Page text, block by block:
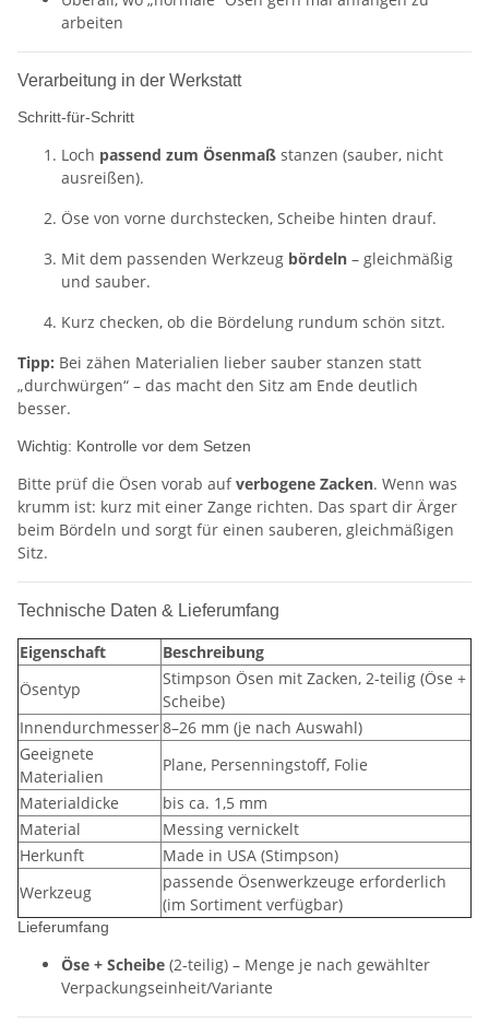
arbeiten
Verarbeitung in der Werkstatt
Schritt-für-Schritt
Loch passend zum Ösenmaß stanzen (sauber, nicht
ausreißen).
Öse von vorne durchstecken, Scheibe hinten drauf.
Mit dem passenden Werkzeug bördeln – gleichmäßig
und sauber.
Kurz checken, ob die Bördelung rundum schön sitzt.
Tipp: Bei zähen Materialien lieber sauber stanzen statt
„durchwürgen“ – das macht den Sitz am Ende deutlich
besser.
Wichtig: Kontrolle vor dem Setzen
Bitte prüf die Ösen vorab aufverbogene Zacken. Wenn was
krumm ist: kurz mit einer Zange richten. Das spart dir Ärger
beim Bördeln und sorgt für einen sauberen, gleichmäßigen
Sitz.
Technische Daten & Lieferumfang
Eigenschaft
Beschreibung
Ösentyp
Stimpson Ösen mit Zacken, 2-teilig (Öse +
Scheibe)
Innendurchmesser8–26 mm (je nach Auswahl)
Geeignete
Materialien
Plane, Persenningstoff, Folie
Materialdicke
bis ca. 1,5 mm
Material
Messing vernickelt
Herkunft
Made in USA (Stimpson)
Werkzeug
passende Ösenwerkzeuge erforderlich
(im Sortiment verfügbar)
Lieferumfang
Öse + Scheibe (2-teilig) – Menge je nach gewählter
Verpackungseinheit/Variante